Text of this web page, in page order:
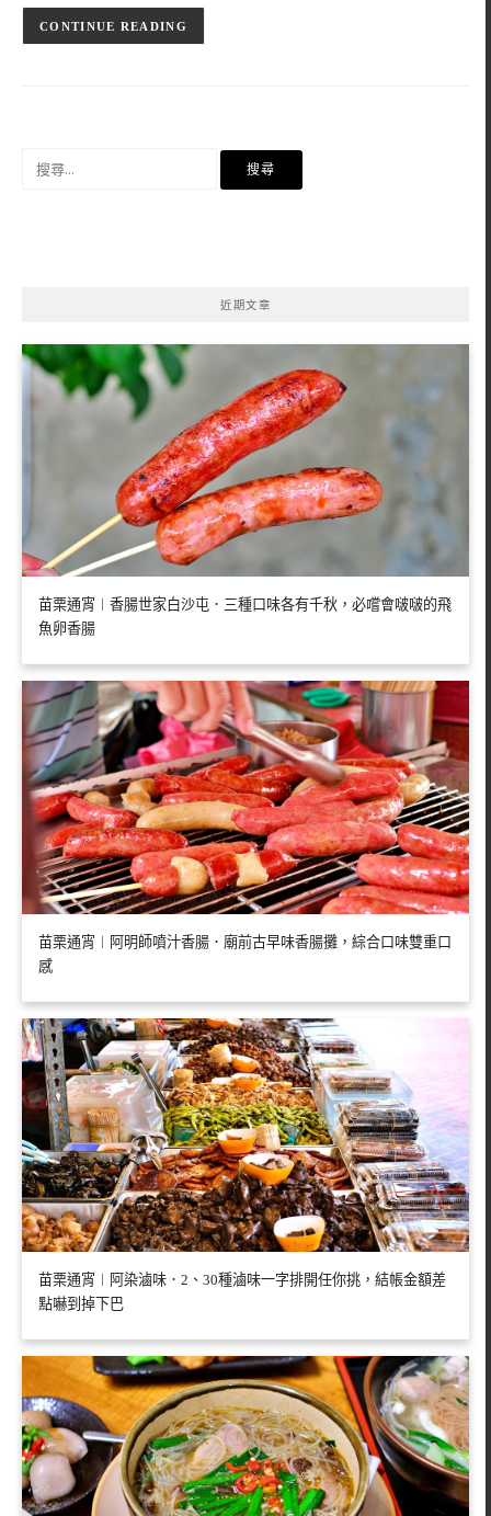
CONTINUE READING
近期文章
苗栗通宵︱香腸世家白沙屯．三種口味各有千秋，必嚐會啵啵的飛
魚卵香腸
苗栗通宵︱阿明師噴汁香腸．廟前古早味香腸攤，綜合口味雙重口
感
苗栗通宵︱阿染滷味．2、30種滷味一字排開任你挑，結帳金額差
點嚇到掉下巴